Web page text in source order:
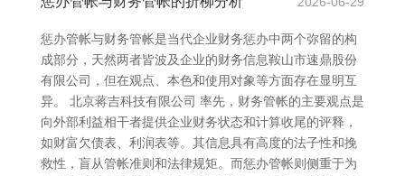
惩办管帐与财务管帐是当代企业财务惩办中两个弥留的构
成部分，天然两者皆波及企业的财务信息鞍山市速鼎股份
有限公司，但在观点、本色和使用对象等方面存在显明互
异。 北京蒋吉科技有限公司 率先，财务管帐的主要观点是
向外部利益相干者提供企业财务状态和计算收尾的评释，
如财富欠债表、利润表等。其信息具有高度的法子性和挽
救性，盲从管帐准则和法律规矩。而惩办管帐则侧重于为